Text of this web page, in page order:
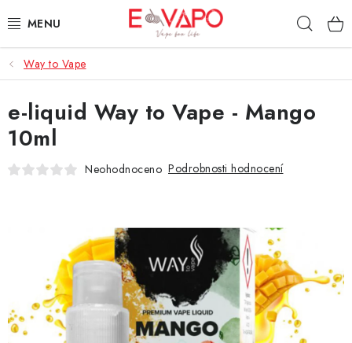
na
3D TISK
TIPY ZA DOBROU CENU
AROMATA A PŘÍCHUTĚ
E-CIGARETY
NIKOTINOVÉ SÁČKY
Way to Vape
e-liquid Way to Vape - Mango
10ml
Neohodnoceno Podrobnosti hodnocení